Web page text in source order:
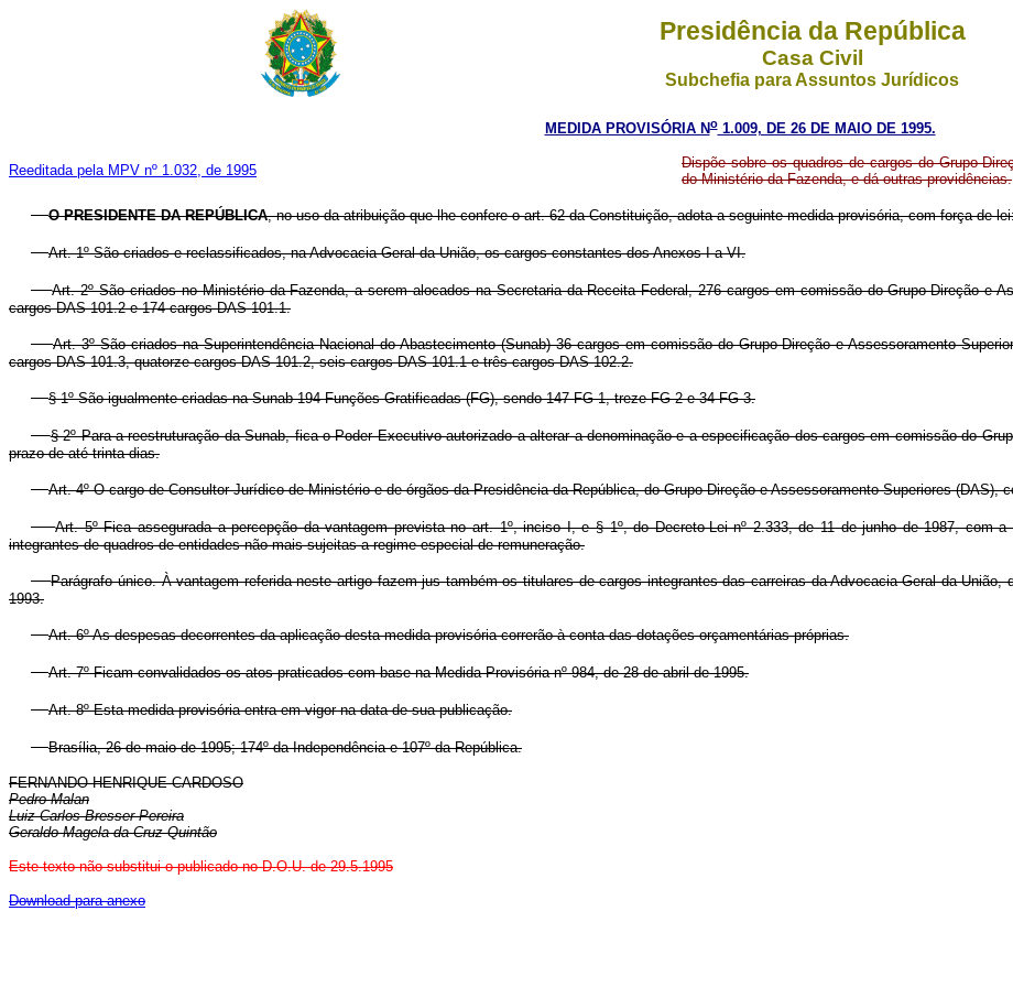
Presidência da República
Casa Civil
Subchefia para Assuntos Jurídicos
MEDIDA PROVISÓRIA No1.009, DE 26 DE MAIO DE 1995.
Reeditada pela MPV nº 1.032, de 1995
Dispõe sobre os quadros de cargos do Grupo-
do Ministério da Fazenda, e dá outras providências.
O PRESIDENTE DA REPÚBLICA, no uso da atribuição que lhe confere o art. 62 da Constituição, adota a seguinte medida provisória, com força de
Art. 1º São criados e reclassificados, na Advocacia-Geral da União, os cargos constantes dos Anexos I a VI.
Art. 2º São criados no Ministério da Fazenda, a serem alocados na Secretaria da Receita Federal, 276 cargos em comissão do Grupo-Direção e
cargos DAS 101.2 e 174 cargos DAS 101.1.
Art. 3º São criados na Superintendência Nacional do Abastecimento (Sunab) 36 cargos em comissão do Grupo-Direção e Assessoramento
cargos DAS 101.3, quatorze cargos DAS 101.2, seis cargos DAS 101.1 e três cargos DAS 102.2.
§ 1º São igualmente criadas na Sunab 194 Funções Gratificadas (FG), sendo 147 FG-1, treze FG-2 e 34 FG-3.
§ 2º Para a reestruturação da Sunab, fica o Poder Executivo autorizado a alterar a denominação e a especificação dos cargos em comissão do
prazo de até trinta dias.
Art. 4º O cargo de Consultor Jurídico de Ministério e de órgãos da Presidência da República, do Grupo-Direção e Assessoramento Superiores (DAS),
Art. 5º Fica assegurada a percepção da vantagem prevista no art. 1º, inciso I, e § 1º, do Decreto-Lei nº 2.333, de 11 de junho de 1987, com
integrantes de quadros de entidades não mais sujeitas a regime especial de remuneração.
Parágrafo único. À vantagem referida neste artigo fazem jus também os titulares de cargos integrantes das carreiras da Advocacia-Geral da
1993.
Art. 6º As despesas decorrentes da aplicação desta medida provisória correrão à conta das dotações orçamentárias próprias.
Art. 7º Ficam convalidados os atos praticados com base na Medida Provisória nº 984, de 28 de abril de 1995.
Art. 8º Esta medida provisória entra em vigor na data de sua publicação.
Brasília, 26 de maio de 1995; 174º da Independência e 107º da República.
FERNANDO HENRIQUE CARDOSO
Pedro Malan
Luiz Carlos Bresser Pereira
Geraldo Magela da Cruz Quintão
Este texto não substitui o publicado no D.O.U. de 29.5.1995
Download para anexo